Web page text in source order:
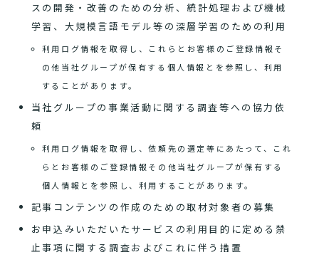
スの開発・改善のための分析、統計処理および機械
学習、大規模言語モデル等の深層学習のための利用
利用ログ情報を取得し、これらとお客様のご登録情報そ
の他当社グループが保有する個人情報とを参照し、利用
することがあります。
当社グループの事業活動に関する調査等への協力依
頼
利用ログ情報を取得し、依頼先の選定等にあたって、これ
らとお客様のご登録情報その他当社グループが保有する
個人情報とを参照し、利用することがあります。
記事コンテンツの作成のための取材対象者の募集
お申込みいただいたサービスの利用目的に定める禁
止事項に関する調査およびこれに伴う措置